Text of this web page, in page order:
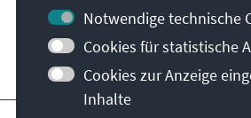
Unser Auftrag
Notwendige technische
Cookies für statistische
Cookies zur Anzeige
Inhalte